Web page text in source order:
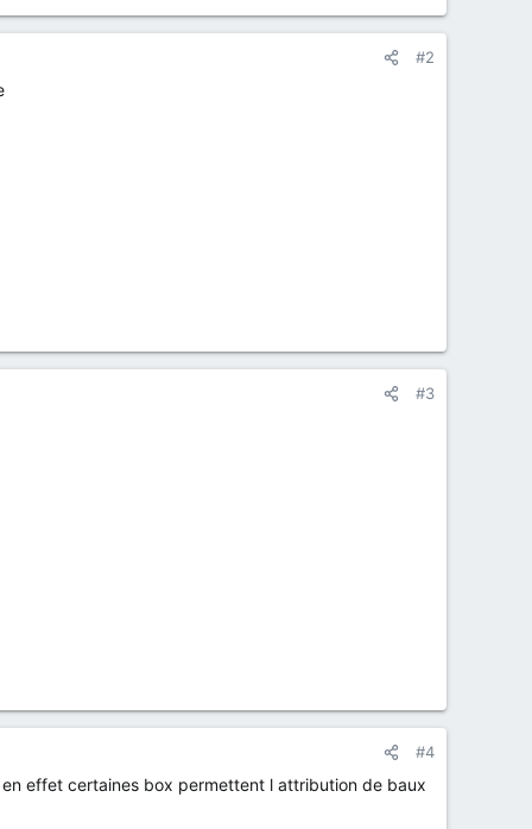
#2
#3
#4
effet certaines box permettent l attribution de baux